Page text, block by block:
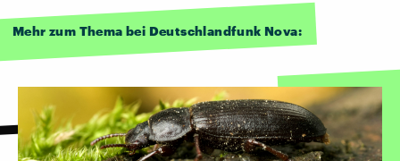
Mehr zum Thema bei Deutschlandfunk Nova: